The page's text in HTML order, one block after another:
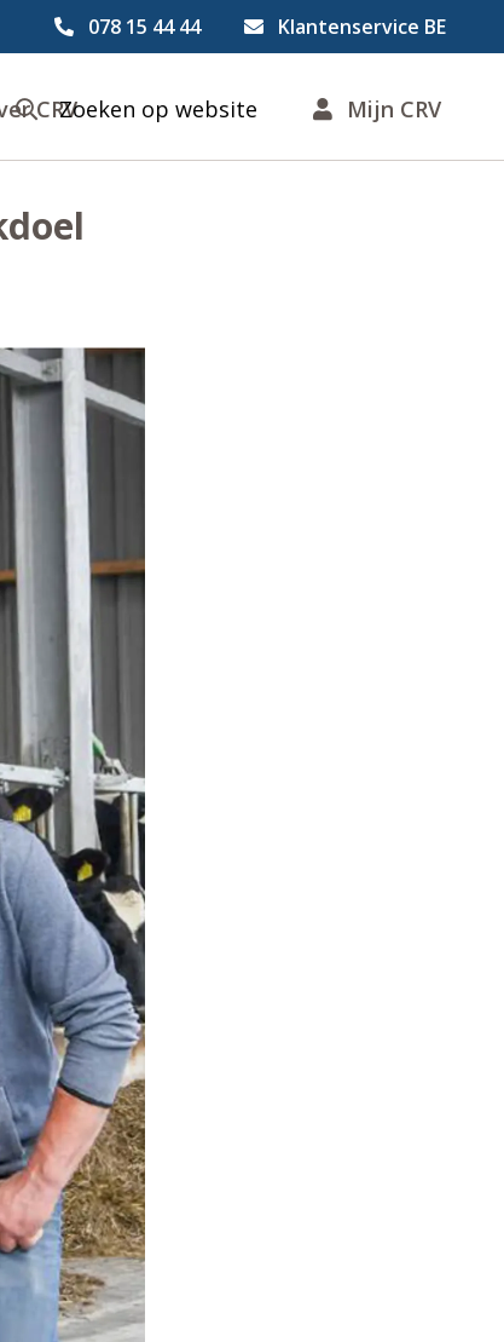
078 15 44 44 Klantenservice BE
CRVZoeken op website Mijn CRV